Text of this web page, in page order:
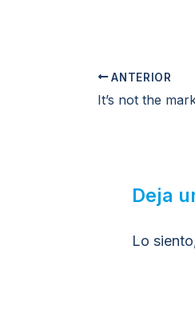
ANTERIOR
Deja
Lo